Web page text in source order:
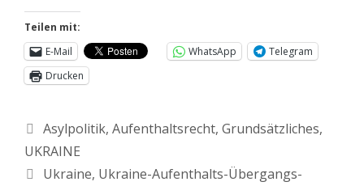
Teilen mit:
E-Mail
WhatsApp
Telegram
Drucken
Asylpolitik, Aufenthaltsrecht, Grundsätzliches,
UKRAINE
Ukraine, Ukraine-Aufenthalts-Übergangs-